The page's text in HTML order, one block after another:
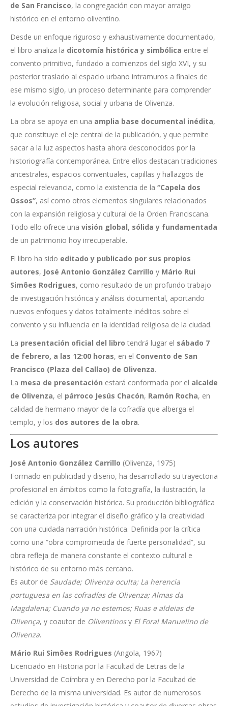
de San Francisco, la congregación con mayor arraigo
histórico en el entorno oliventino.
Desde un enfoque riguroso y exhaustivamente documentado,
el libro analiza la dicotomía histórica y simbólica entre el
convento primitivo, fundado a comienzos del siglo XVI, y su
posterior traslado al espacio urbano intramuros a finales de
ese mismo siglo, un proceso determinante para comprender
la evolución religiosa, social y urbana de Olivenza.
La obra se apoya en una amplia base documental inédita,
que constituye el eje central de la publicación, y que permite
sacar a la luz aspectos hasta ahora desconocidos por la
historiografía contemporánea. Entre ellos destacan tradiciones
ancestrales, espacios conventuales, capillas y hallazgos de
especial relevancia, como la existencia de la “Capela dos
Ossos”, así como otros elementos singulares relacionados
con la expansión religiosa y cultural de la Orden Franciscana.
Todo ello ofrece una visión global, sólida y fundamentada
de un patrimonio hoy irrecuperable.
El libro ha sido editado y publicado por sus propios
autores, José Antonio González Carrillo y Mário Rui
Simões Rodrigues, como resultado de un profundo trabajo
de investigación histórica y análisis documental, aportando
nuevos enfoques y datos totalmente inéditos sobre el
convento y su influencia en la identidad religiosa de la ciudad.
La presentación oficial del libro tendrá lugar el sábado 7
de febrero, a las 12:00 horas, en el Convento de San
Francisco (Plaza del Callao) de Olivenza.
La mesa de presentación estará conformada por el alcalde
de Olivenza, el párroco Jesús Chacón, Ramón Rocha, en
calidad de hermano mayor de la cofradía que alberga el
templo, y los dos autores de la obra.
Los autores
José Antonio González Carrillo (Olivenza, 1975)
Formado en publicidad y diseño, ha desarrollado su trayectoria
profesional en ámbitos como la fotografía, la ilustración, la
edición y la conservación histórica. Su producción bibliográfica
se caracteriza por integrar el diseño gráfico y la creatividad
con una cuidada narración histórica. Definida por la crítica
como una “obra comprometida de fuerte personalidad”, su
obra refleja de manera constante el contexto cultural e
histórico de su entorno más cercano.
Es autor de Saudade; Olivenza oculta; La herencia
portuguesa en las cofradías de Olivenza; Almas da
Magdalena; Cuando ya no estemos; Ruas e aldeias de
Olivença, y coautor de Oliventinosy El Foral Manuelino de
Olivenza.
Mário Rui Simões Rodrigues (Angola, 1967)
Licenciado en Historia por la Facultad de Letras de la
Universidad de Coímbra y en Derecho por la Facultad de
Derecho de la misma universidad. Es autor de numerosos